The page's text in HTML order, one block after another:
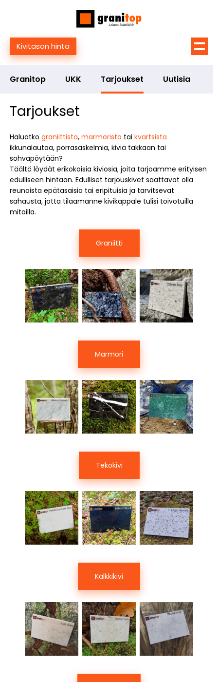
Kivitason hinta
Granitop UKK Tarjoukset Uutisia
Tarjoukset
Haluatko graniittista, marmorista tai kvartsista
ikkunalautaa, porrasaskelmia, kiviä takkaan tai
sohvapöytään?
Täältä löydät erikokoisia kiviosia, joita tarjoamme erityisen
edulliseen hintaan. Edulliset tarjouskivet saattavat olla
reunoista epätasaisia tai eripituisia ja tarvitsevat
sahausta, jotta tilaamanne kivikappale tulisi toivotuilla
mitoilla.
Graniitti
Marmori
Tekokivi
Kalkkikivi